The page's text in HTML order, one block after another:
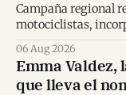
Campaña regional
motociclistas,
06 Aug 2026
Emma Valdez,
que lleva el